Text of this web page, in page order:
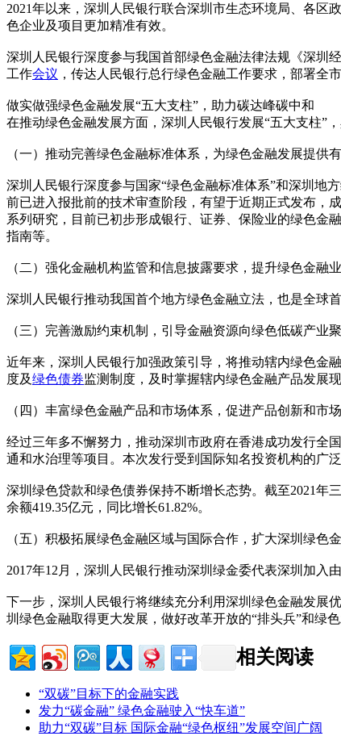
2021年以来，深圳人民银行联合深圳市生态环境局、各区
色企业及项目更加精准有效。
深圳人民银行深度参与我国首部绿色金融法律法规《深圳
工作会议 ，传达人民银行总行绿色金融工作要求，部署全
做实做强绿色金融发展“五大支柱”，助力碳达峰碳中和
在推动绿色金融发展方面，深圳人民银行发展“五大支柱”，
（一）推动完善绿色金融标准体系，为绿色金融发展提供有
深圳人民银行深度参与国家“绿色金融标准体系”和深圳地
前已进入报批前的技术审查阶段，有望于近期正式发布，
系列研究，目前已初步形成银行、证券、保险业的绿色金
指南等。
（二）强化金融机构监管和信息披露要求，提升绿色金融
深圳人民银行推动我国首个地方绿色金融立法，也是全球
（三）完善激励约束机制，引导金融资源向绿色低碳产业聚
近年来，深圳人民银行加强政策引导，将推动辖内绿色金
度及绿色债券监测制度，及时掌握辖内绿色金融产品发展
（四）丰富绿色金融产品和市场体系，促进产品创新和市场
经过三年多不懈努力，推动深圳市政府在香港成功发行全
通和水治理等项目。本次发行受到国际知名投资机构的广
深圳绿色贷款和绿色债券保持不断增长态势。截至2021年
余额419.35亿元，同比增长61.82%。
（五）积极拓展绿色金融区域与国际合作，扩大深圳绿色金
2017年12月，深圳人民银行推动深圳绿金委代表深圳加入
下一步，深圳人民银行将继续充分利用深圳绿色金融发展
圳绿色金融取得更大发展，做好改革开放的“排头兵”和绿色
相关阅读
“双碳”目标下的金融实践
发力“碳金融” 绿色金融驶入“快车道”
助力“双碳”目标 国际金融“绿色枢纽”发展空间广阔